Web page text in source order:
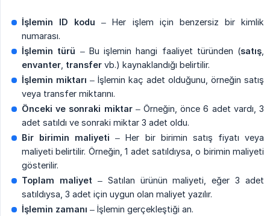
İşlemin ID kodu – Her işlem için benzersiz bir kimlik
numarası.
İşlemin türü – Bu işlemin hangi faaliyet türünden (satış
envanter transfer vb.) kaynaklandığı belirtilir.
İşlemin miktarı – İşlemin kaç adet olduğunu, örneğin satış
veya transfer miktarını.
Önceki ve sonraki miktar– Örneğin, önce 6 adet vardı, 3
adet satıldı ve sonraki miktar 3 adet oldu.
Bir birimin maliyeti – Her bir birimin satış fiyatı veya
maliyeti belirtilir. Örneğin, 1 adet satıldıysa, o birimin maliyeti
gösterilir.
Toplam maliyet – Satılan ürünün maliyeti, eğer 3 adet
satıldıysa, 3 adet için uygun olan maliyet yazılır.
İşlemin zamanı – İşlemin gerçekleştiği an.